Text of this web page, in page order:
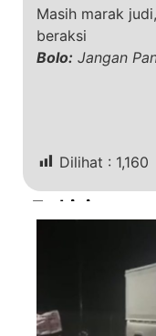
Masih marak
beraksi
Bolo: Jangan
Dilihat : 1,160
Terkini